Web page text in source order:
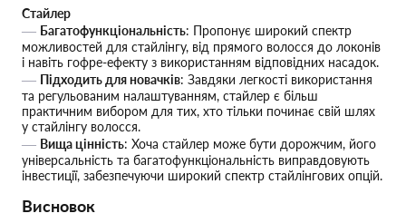
Стайлер
Багатофункціональність: Пропонує широкий спектр
можливостей для стайлінгу, від прямого волосся до локонів
і навіть гофре-ефекту з використанням відповідних насадок.
Підходить для новачків: Завдяки легкості використання
та регульованим налаштуванням, стайлер є більш
практичним вибором для тих, хто тільки починає свій шлях
у стайлінгу волосся.
Вища цінність: Хоча стайлер може бути дорожчим, його
універсальність та багатофункціональність виправдовують
інвестиції, забезпечуючи широкий спектр стайлінгових опцій.
Висновок